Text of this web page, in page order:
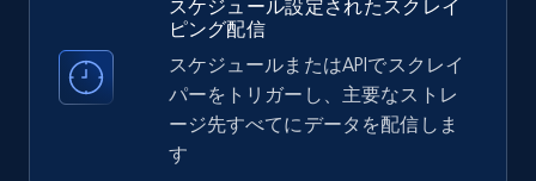
Account, Fbid, ID, Followers, Posts count, Is
business account, Is professional account, Is
verified, and more.
3.5K+ 無料トライアル
スケジュール設定されたスクレイ
ピング配信
スケジュールまたはAPIでスクレイ
パーをトリガーし、主要なストレ
ージ先すべてにデータを配信しま
す